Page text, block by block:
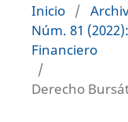
Inicio /
Núm. 81
Financiero
/
Derecho